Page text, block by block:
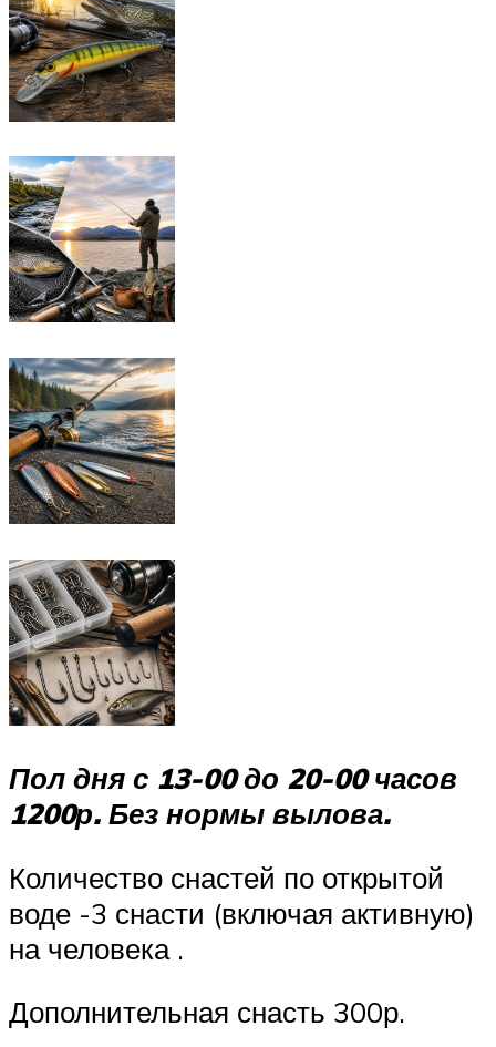
Пол дня с 13-00 до 20-00 часов
1200р. Без нормы вылова.
Количество снастей по открытой
воде -3 снасти (включая активную)
на человека .
Дополнительная снасть 300р.